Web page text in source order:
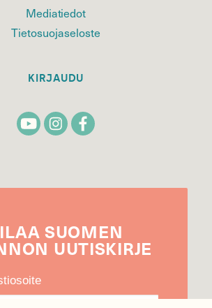
Mediatiedot
Tietosuojaseloste
KIRJAUDU
SUOMEN
UUTIS­KIRJE